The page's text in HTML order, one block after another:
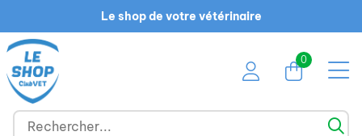
Le shop de votre vétérinaire
0